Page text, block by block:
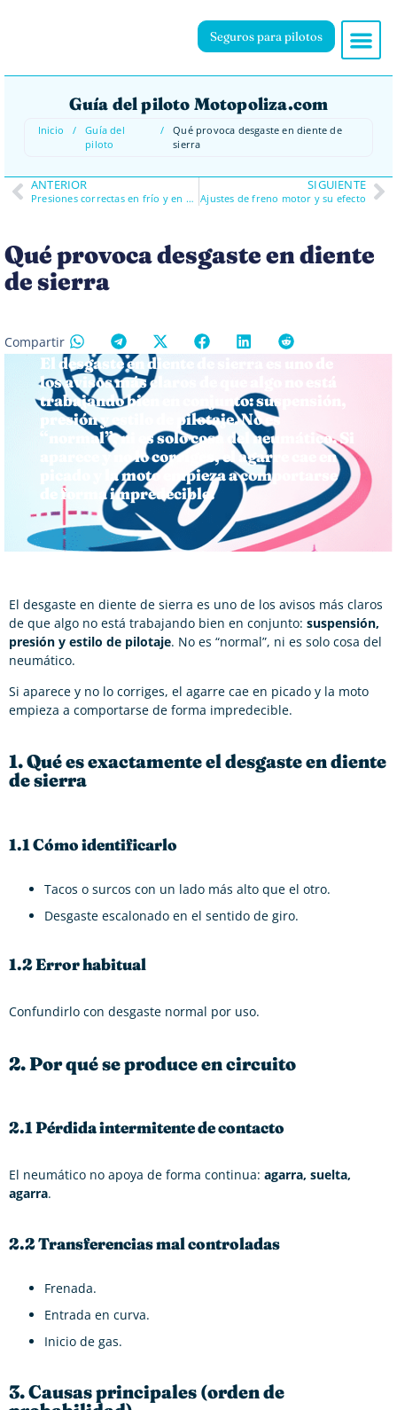
Seguros para pilotos
Guía del piloto Motopoliza.com
Inicio /
Guía del
piloto
/
Qué provoca desgaste en diente de
sierra
ANTERIOR
Presiones correctas en frío y en caliente
SIGUIENTE
Ajustes de freno motor y su efecto
Qué provoca desgaste en diente
de sierra
Compartir
El desgaste en diente de sierra es uno de
los avisos más claros de que algo no está
trabajando bien en conjunto: suspensión,
presión y estilo de pilotaje. No es
“normal”, ni es solo cosa del neumático. Si
aparece y no lo corriges, el agarre cae en
picado y la moto empieza a comportarse
de forma impredecible.
El desgaste en diente de sierra es uno de los avisos más claros
de que algo no está trabajando bien en conjunto: suspensión,
presión y estilo de pilotaje. No es “normal”, ni es solo cosa del
neumático.
Si aparece y no lo corriges, el agarre cae en picado y la moto
empieza a comportarse de forma impredecible.
1. Qué es exactamente el desgaste en diente
de sierra
1.1 Cómo identificarlo
Tacos o surcos con un lado más alto que el otro.
Desgaste escalonado en el sentido de giro.
1.2 Error habitual
Confundirlo con desgaste normal por uso.
2. Por qué se produce en circuito
2.1 Pérdida intermitente de contacto
El neumático no apoya de forma continua: agarra, suelta,
agarra.
2.2 Transferencias mal controladas
Frenada.
Entrada en curva.
Inicio de gas.
3. Causas principales (orden de